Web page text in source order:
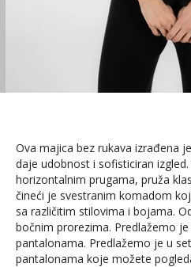
Ova majica bez rukava izrađena
daje udobnost i sofisticiran
horizontalnim prugama, pruža
čineći je svestranim komadom
sa različitim stilovima i bojama.
bočnim prorezima. Predlažemo
pantalonama. Predlažemo je u
pantalonama koje možete